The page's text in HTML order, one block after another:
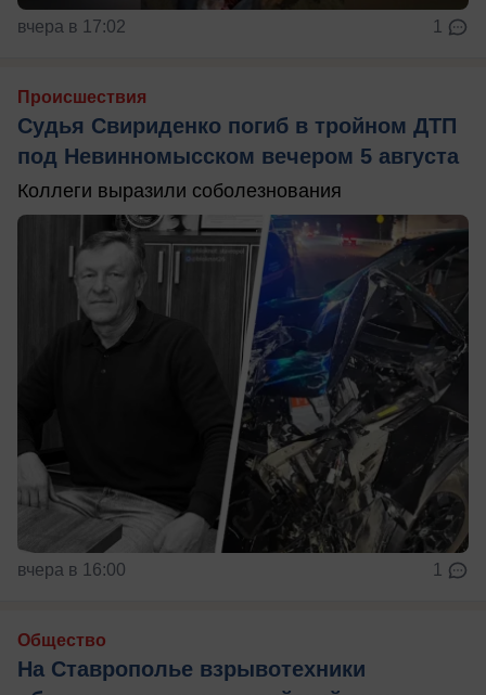
вчера в 17:02 1
Происшествия
Судья Свириденко погиб в тройном ДТП
под Невинномысском вечером 5 августа
Коллеги выразили соболезнования
вчера в 16:00 1
Общество
На Ставрополье взрывотехники